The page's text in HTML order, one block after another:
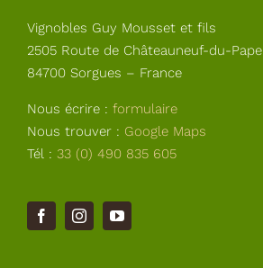
Vignobles Guy Mousset et fils
2505 Route de Châteauneuf-du-Pape
84700 Sorgues – France
Nous écrire : formulaire
Nous trouver : Google Maps
Tél : 33 (0) 490 835 605